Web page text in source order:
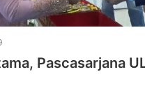
Pascasarjana